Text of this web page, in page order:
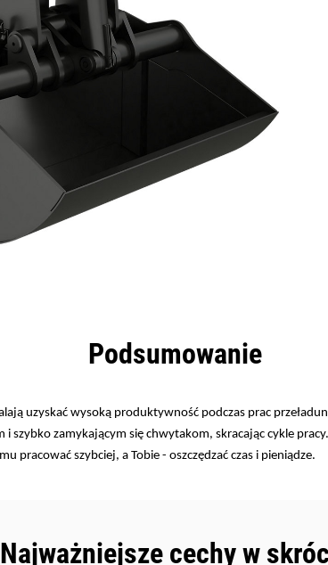
Podsumowanie
uzyskać wysoką produktywność podczas prac
i szybko zamykającym się chwytakom, skracając cykle
pracować szybciej, a Tobie - oszczędzać czas i pieniądze.
Najważniejsze cechy w